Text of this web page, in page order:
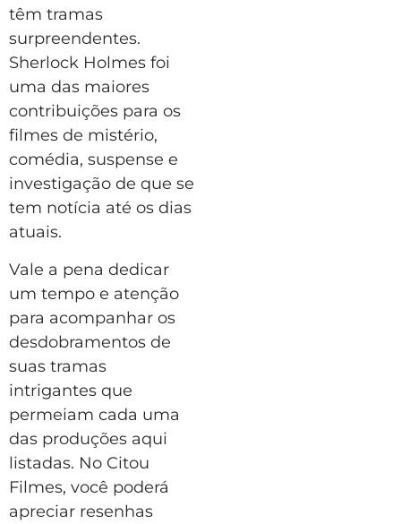
têm tramas
surpreendentes.
Sherlock Holmes foi
uma das maiores
contribuições para os
filmes de mistério,
comédia, suspense e
investigação de que se
tem notícia até os dias
atuais.
Vale a pena dedicar
um tempo e atenção
para acompanhar os
desdobramentos de
suas tramas
intrigantes que
permeiam cada uma
das produções aqui
listadas. No Citou
Filmes, você poderá
apreciar resenhas